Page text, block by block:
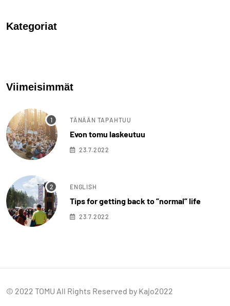
Kategoriat
Viimeisimmät
TÄNÄÄN TAPAHTUU
Evon tomu laskeutuu
23.7.2022
ENGLISH
Tips for getting back to ”normal” life
23.7.2022
© 2022 TOMU All Rights Reserved by Kajo2022